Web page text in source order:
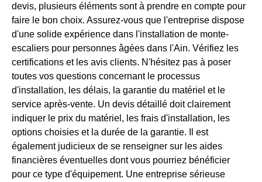
devis, plusieurs éléments sont à prendre en compte pour
faire le bon choix. Assurez-vous que l'entreprise dispose
d'une solide expérience dans l'installation de monte-
escaliers pour personnes âgées dans l'Ain. Vérifiez les
certifications et les avis clients. N'hésitez pas à poser
toutes vos questions concernant le processus
d'installation, les délais, la garantie du matériel et le
service après-vente. Un devis détaillé doit clairement
indiquer le prix du matériel, les frais d'installation, les
options choisies et la durée de la garantie. Il est
également judicieux de se renseigner sur les aides
financières éventuelles dont vous pourriez bénéficier
pour ce type d'équipement. Une entreprise sérieuse